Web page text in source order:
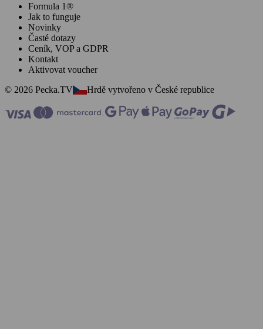
Formula 1®
Jak to funguje
Novinky
Časté dotazy
Ceník, VOP a GDPR
Kontakt
Aktivovat voucher
© 2026 Pecka.TV
Hrdě vytvořeno v České republice